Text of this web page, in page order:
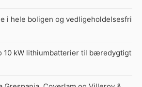
i hele boligen og vedligeholdelsesfri
10 kW lithiumbatterier til bæredygtigt